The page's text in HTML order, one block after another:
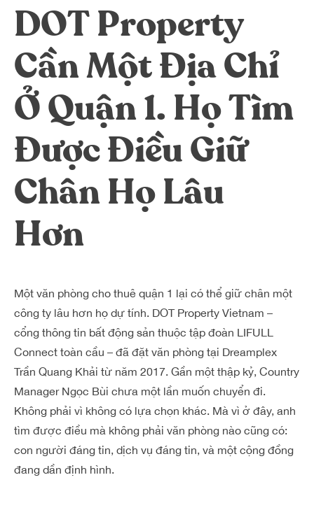
Tuyển dụng
Liên hệ
Referral
Đầu tư dự án
Môi giới
DOT Property
Cần Một Địa Chỉ
Ở Quận 1. Họ Tìm
Được Điều Giữ
Chân Họ Lâu
Hơn
Một văn phòng cho thuê quận 1 lại có thể giữ chân một
công ty lâu hơn họ dự tính. DOT Property Vietnam –
cổng thông tin bất động sản thuộc tập đoàn LIFULL
Connect toàn cầu – đã đặt văn phòng tại Dreamplex
Trần Quang Khải từ năm 2017. Gần một thập kỷ, Country
Manager Ngọc Bùi chưa một lần muốn chuyển đi.
Không phải vì không có lựa chọn khác. Mà vì ở đây, anh
tìm được điều mà không phải văn phòng nào cũng có:
con người đáng tin, dịch vụ đáng tin, và một cộng đồng
đang dần định hình.